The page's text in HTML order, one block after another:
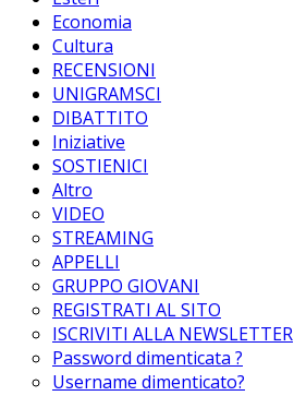
Economia
Cultura
RECENSIONI
UNIGRAMSCI
DIBATTITO
Iniziative
SOSTIENICI
Altro
VIDEO
STREAMING
APPELLI
GRUPPO GIOVANI
REGISTRATI AL SITO
ISCRIVITI ALLA NEWSLETTER
Password dimenticata ?
Username dimenticato?